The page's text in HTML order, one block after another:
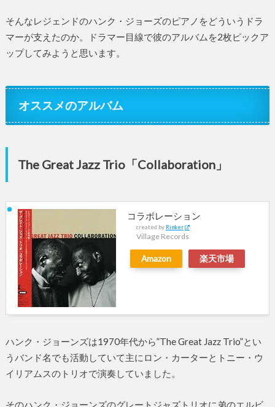
そんなレジェンドのハンク・ジョーズのピアノをどういうドラ
マーが支えたのか。ドラマー目線で彼のアルバムを2枚ピックア
ップしてみようと思います。
オススメのアルバム
The Great Jazz Trio「Collaboration」
コラボレーション
created by Rinker
Village Records
Amazon 楽天市場
ハンク・ジョーンズは1970年代から”The Great Jazz Trio”とい
うバンド名でも活動していて主にロン・カーターとトニー・ウ
イリアムスのトリオで演奏していました。
そのハンク・ジョーンズのグレートジャズトリオに弟のエルビ